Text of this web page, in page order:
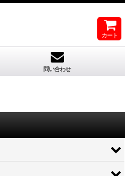
カート
問い合わせ